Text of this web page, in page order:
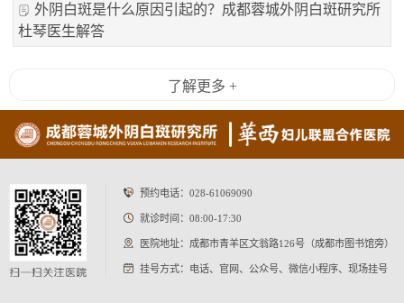
外阴白斑是什么原因引起的？成都蓉城外阴白斑研究所
杜琴医生解答
了解更多 +
预约电话： 028-61069090
就诊时间：08:00-17:30
医院地址：成都市青羊区文翁路126号（成都市图书馆旁）
挂号方式：电话、官网、公众号、微信小程序、现场挂号